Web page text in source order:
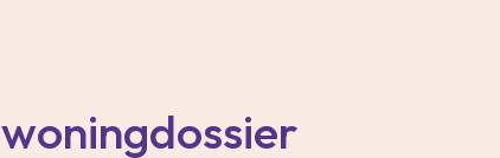
woningdossier